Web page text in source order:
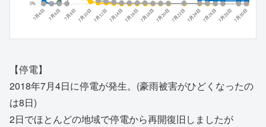
【停電】
2018年7月4日に停電が発生。(豪雨被害がひどくなったの
は8日)
2日でほとんどの地域で停電から再開復旧しましたが